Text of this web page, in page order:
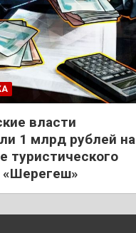
власти
1 млрд рублей на
туристического
«Шерегеш»